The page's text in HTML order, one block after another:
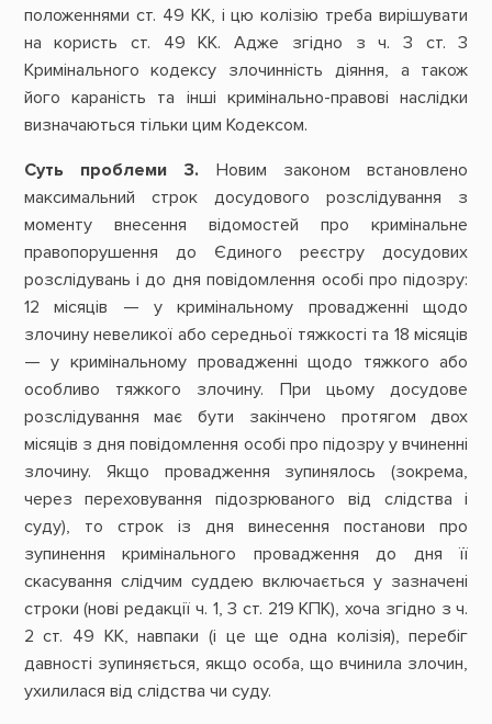
положеннями ст. 49 КК, і цю колізію треба вирішувати
на користь ст. 49 КК. Адже згідно з ч. 3 ст. 3
Кримінального кодексу злочинність діяння, а також
його караність та інші кримінально-правові наслідки
визначаються тільки цим Кодексом.
Суть проблеми 3. Новим законом встановлено
максимальний строк досудового розслідування з
моменту внесення відомостей про кримінальне
правопорушення до Єдиного реєстру досудових
розслідувань і до дня повідомлення особі про підозру:
12 місяців — у кримінальному провадженні щодо
злочину невеликої або середньої тяжкості та 18 місяців
— у кримінальному провадженні щодо тяжкого або
особливо тяжкого злочину. При цьому досудове
розслідування має бути закінчено протягом двох
місяців з дня повідомлення особі про підозру у вчиненні
злочину. Якщо провадження зупинялось (зокрема,
через переховування підозрюваного від слідства і
суду), то строк із дня винесення постанови про
зупинення кримінального провадження до дня її
скасування слідчим суддею включається у зазначені
строки (нові редакції ч. 1, 3 ст. 219 КПК), хоча згідно з ч.
2 ст. 49 КК, навпаки (і це ще одна колізія), перебіг
давності зупиняється, якщо особа, що вчинила злочин,
ухилилася від слідства чи суду.